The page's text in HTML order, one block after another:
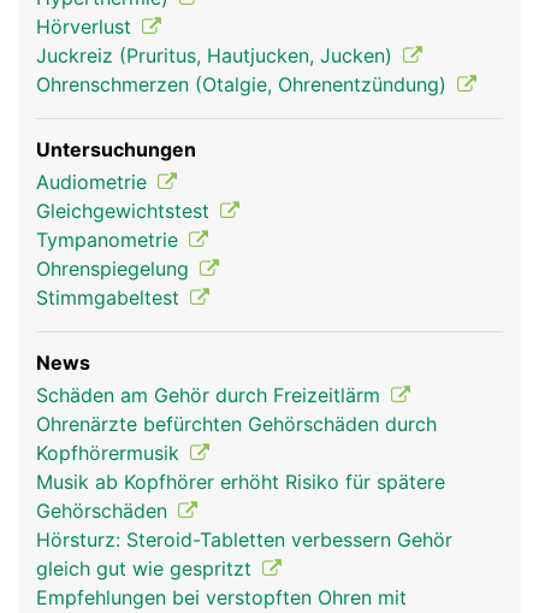
Wahrnehmung des Gleichgewichts. Von hier leiten
Nerven die Signale durch den inneren Gehörgang
zum Hirn.
Ohren Frau
Hörverlust
Juckreiz (Pruritus, Hautjucken, Jucken)
Ohrenschmerzen (Otalgie, Ohrenentzündung)
Untersuchungen
Audiometrie
Gleichgewichtstest
Tympanometrie
Ohrenspiegelung
Stimmgabeltest
News
Schäden am Gehör durch Freizeitlärm
Ohrenärzte befürchten Gehörschäden durch
Kopfhörermusik
Musik ab Kopfhörer erhöht Risiko für spätere
Gehörschäden
Hörsturz: Steroid-Tabletten verbessern Gehör
gleich gut wie gespritzt
Empfehlungen bei verstopften Ohren mit